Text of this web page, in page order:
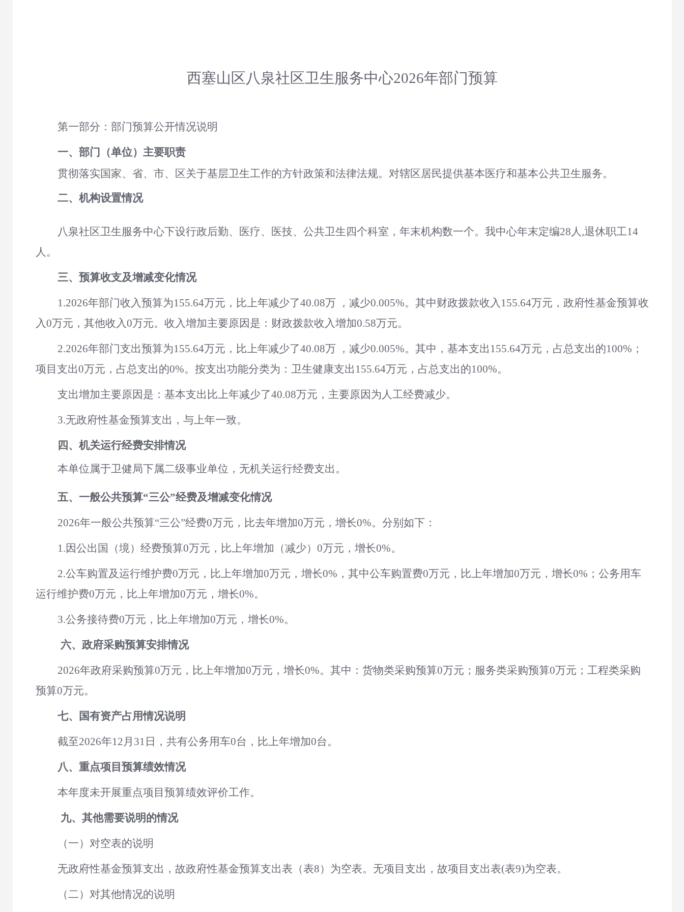
西塞山区八泉社区卫生服务中心2026年部门预算
第一部分：部门预算公开情况说明
一、 部门（单位）主要职责
贯彻落实国家、省、市、区关于基层卫生工作的方针政策和法律法规。对辖区居民提供基本医疗和基本公共卫生服务。
二、 机构设置情况
八泉社区卫生服务中心下设行政后勤、医疗、医技、公共卫生四个科室，年末机构数一个。我中心年末定编28人,退休职工14
人。
三、预算收支及增减变化情况
1.2026年部门收入预算为155.64万元，比上年减少了40.08万 ， 减少0.005%。其中财政拨款收入 155.64万元，政府性基金预算收
入0万元，其他收入0万元。收入增加主要原因是：财政拨款收入增加0.58万元。
2.2026年部门支出预算为155.64万元，比上年减少了40.08万 ， 减少0.005%。其中，基本支出 155.64万元，占总支出的100%；
项目支出0万元，占总支出的0%。按支出功能分类为： 卫生健康支出 155.64万元，占总支出的100%。
支出增加主要原因是：基本支出比上年减少了40.08万元，主要原因为 人工经费减少。
3.无政府性基金预算支出，与上年一致。
四、 机关运行经费安排情况
本单位属于卫健局下属二级事业单位，无机关运行经费支出。
五、一般公共预算“三公”经费及增减变化情况
2026年一般公共预算“三公”经费0万元，比去年增加0万元，增长0%。分别如下：
1.因公出国（境）经费预算0万元，比上年增加（减少） 0万元，增长0%。
2.公车购置及运行维护费0万元，比上年增加0万元，增长0%，其中公车购置费0万元，比上年增加0万元，增长0%；公务用车
运行维护费0万元，比上年增加0万元，增长0%。
3.公务接待费0万元，比上年增加0万元，增长0%。
六、政府采购预算安排情况
2026年政府采购预算0万元，比上年增加0万元，增长0%。其中：货物类采购预算0万元；服务类采购预算0万元；工程类采购
预算0万元。
七、 国有资产占用情况说明
截至2026年12月31日，共有公务用车0台，比上年增加0台。
八、 重点项目预算绩效情况
本年度未开展重点项目预算绩效评价工作。
九、其他需要说明的情况
（一）对空表的说明
无政府性基金预算支出，故政府性基金预算支出表（表8）为空表。无项目支出，故项目支出表(表9)为空表。
（二）对其他情况的说明